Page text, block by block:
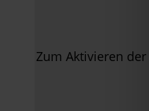
Zum Aktivieren